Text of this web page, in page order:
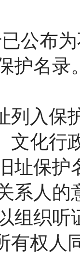
公布
护名录
列入保
文化
址保护
系人
组织听
有权